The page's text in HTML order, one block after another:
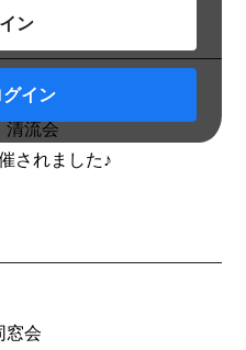
ン
イン
流会
開催されました♪
窓会